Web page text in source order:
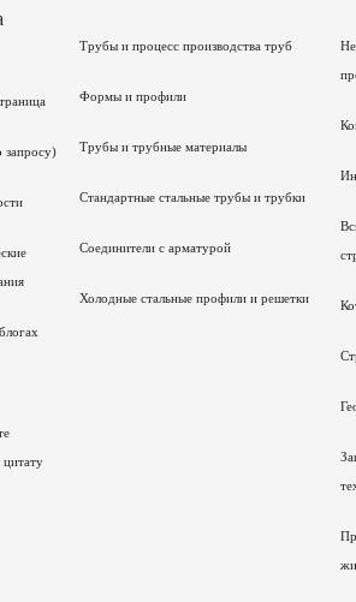
запросу)
цитату
Трубы и процесс производства труб
Формы и профили
Трубы и трубные материалы
Стандартные стальные трубы и трубки
Соединители с арматурой
Холодные стальные профили и решетки